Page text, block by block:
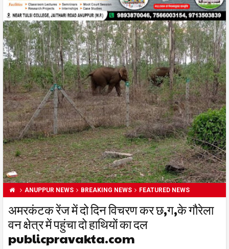
ANUPPUR NEWS BREAKING NEWS FEATURED NEWS
अमरकंटक रेंज में दो दिन विचरण कर छ,ग,के गौरेला
वन क्षेत्र में पहुंचा दो हाथियों का दल
publicpravakta.com